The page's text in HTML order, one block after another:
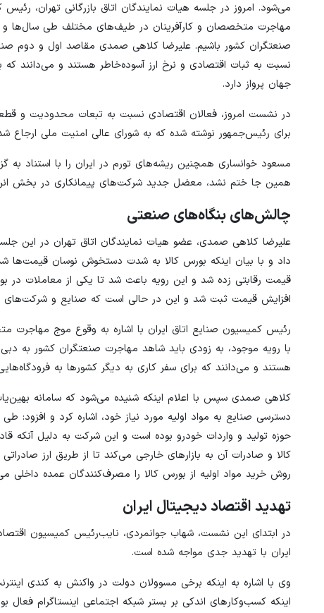
می‌شود. امروز در جلسه هیات نمایندگان اتاق بازرگانی تهران،
مهاجرت متخصصان و کارآفرینان در طیف‌های مختلف طی سال‌ها و
صنعتگران کشور باشیم. علیرضا کلاهی صمدی مقاصد اول و دوم
جهان پرواز دارد.
در نشست امروز، فعالان اقتصادی نسبت به تبعات محدودیت و
برای رئیس‌جمهور نوشته شده که به شورای عالی امنیت ملی ارجاع
مسعود خوانساری همچنین ریشه‌های تورم در ایران را با استناد
همین جا ختم نشد، معضل جدید شرکت‌های پیمانکاری در بخش
چالش‌های بنگاه‌های صنعتی
علیرضا کلاهی صمدی، عضو هیات نمایندگان اتاق تهران در این
افزایش قیمت ثبت شد و این در حالی است که صنایع و شرکت‌های
رئیس کمیسیون صنایع اتاق ایران با اشاره به وقوع موج
با رویه موجود، به زودی باید شاهد مهاجرت صنعتگران کشور به
هستند و می‌دانند که برای سفر کاری به دیگر کشورها به فرودگاه‌هایی دسترسی دارند
کلاهی صمدی سپس با اعلام اینکه شنیده می‌شود که سامانه
حوزه تولید و واردات خودرو بوده‌ است و این شرکت به دلیل آنکه
کالا و صادرات آن به بازارهای خارجی می‌کند تا از طریق ارز
روش خرید مواد اولیه از بورس کالا را مصرف‌کنندگان عمده داخلی
تهدید اقتصاد دیجیتال ایران
در ابتدای این نشست، شهاب جوانمردی، نایب‌رئیس کمیسیون
ایران با تهدید جدی مواجه شده است.
وی با اشاره به اینکه برخی مسوولان دولت در واکنش به کندی
اینکه کسب‌وکارهای اندکی بر بستر شبکه اجتماعی اینستاگرام فعال